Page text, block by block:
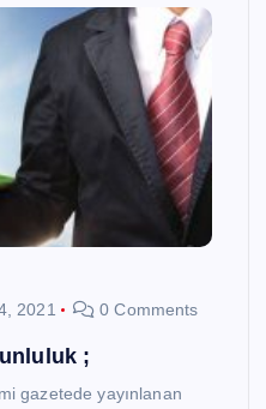
2021 0 Comments
;
gazetede yayınlanan